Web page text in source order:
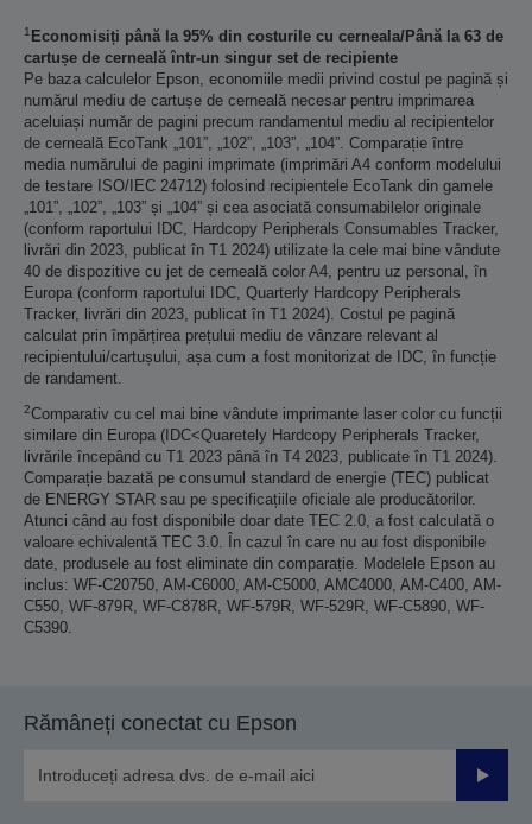
1 Economisiți până la 95% din costurile cu cerneala/Până la 63 de
cartușe de cerneală într-un singur set de recipiente
Pe baza calculelor Epson, economiile medii privind costul pe pagină și
numărul mediu de cartușe de cerneală necesar pentru imprimarea
aceluiași număr de pagini precum randamentul mediu al recipientelor
de cerneală EcoTank „101”, „102”, „103”, „104”. Comparație între
media numărului de pagini imprimate (imprimări A4 conform modelului
de testare ISO/IEC 24712) folosind recipientele EcoTank din gamele
„101”, „102”, „103” și „104” și cea asociată consumabilelor originale
(conform raportului IDC, Hardcopy Peripherals Consumables Tracker,
livrări din 2023, publicat în T1 2024) utilizate la cele mai bine vândute
40 de dispozitive cu jet de cerneală color A4, pentru uz personal, în
Europa (conform raportului IDC, Quarterly Hardcopy Peripherals
Tracker, livrări din 2023, publicat în T1 2024). Costul pe pagină
calculat prin împărțirea prețului mediu de vânzare relevant al
recipientului/cartușului, așa cum a fost monitorizat de IDC, în funcție
de randament.
2Comparativ cu cel mai bine vândute imprimante laser color cu funcții
similare din Europa (IDC<Quaretely Hardcopy Peripherals Tracker,
livrările începând cu T1 2023 până în T4 2023, publicate în T1 2024).
Comparație bazată pe consumul standard de energie (TEC) publicat
de ENERGY STAR sau pe specificațiile oficiale ale producătorilor.
Atunci când au fost disponibile doar date TEC 2.0, a fost calculată o
valoare echivalentă TEC 3.0. În cazul în care nu au fost disponibile
date, produsele au fost eliminate din comparație. Modelele Epson au
inclus: WF-C20750, AM-C6000, AM-C5000, AMC4000, AM-C400, AM-
C550, WF-879R, WF-C878R, WF-579R, WF-529R, WF-C5890, WF-
C5390.
Rămâneți conectat cu Epson